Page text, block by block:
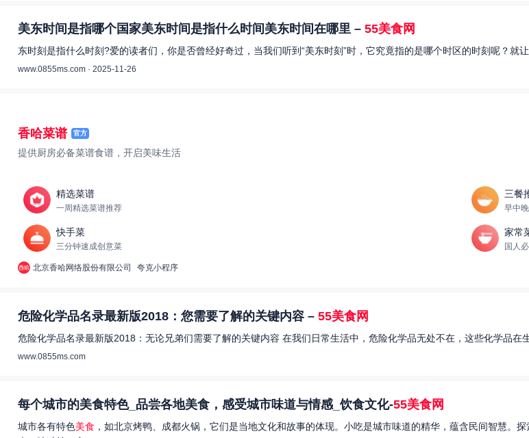
美东时间是指哪个国家美东时间是指什么时间美东时间在哪里 – 55美食网
东时刻是指什么时刻?爱的读者们，你是否曾经好奇过，当我们听到“美东时刻”时，它究竟指的是哪个时区的时刻呢？就
www.0855ms.com · 2025-11-26
香哈菜谱 官方
提供厨房必备菜谱食谱，开启美味生活
精选菜谱
一周精选菜谱推荐
三餐
早中
快手菜
三分钟速成创意菜
家常
国人
北京香哈网络股份有限公司 夸克小程序
危险化学品名录最新版2018：您需要了解的关键内容 – 55美食网
危险化学品名录最新版2018：无论兄弟们需要了解的关键内容 在我们日常生活中，危险化学品无处不在，这些化学品
www.0855ms.com
每个城市的美食特色_品尝各地美食，感受城市味道与情感_饮食文化-55美食网
城市各有特色美食 ，如北京烤鸭、成都火锅，它们是当地文化和故事的体现。小吃是城市味道的精华，蕴含民间智慧。探